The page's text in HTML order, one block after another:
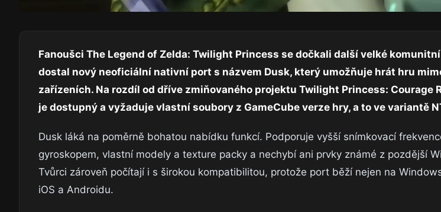
Fanoušci The Legend of Zelda: Twilight Princess se dočkali další velké
dostal nový neoficiální nativní port s názvem Dusk, který umožňuje hrát hru
zařízeních. Na rozdíl od dříve zmiňovaného projektu Twilight Princess: Courage
je dostupný a vyžaduje vlastní soubory z GameCube verze hry, a to ve variantě
Dusk láká na poměrně bohatou nabídku funkcí. Podporuje vyšší snímkovací
gyroskopem, vlastní modely a texture packy a nechybí ani prvky známé z pozdější
Tvůrci zároveň počítají i s širokou kompatibilitou, protože port běží nejen na
iOS a Androidu.